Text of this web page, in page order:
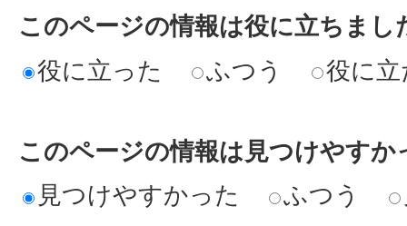
このページの情報は役に立ちまし
役に立った
ふつう 役に
このページの情報は見つけやすか
見つけやすかった
ふつう